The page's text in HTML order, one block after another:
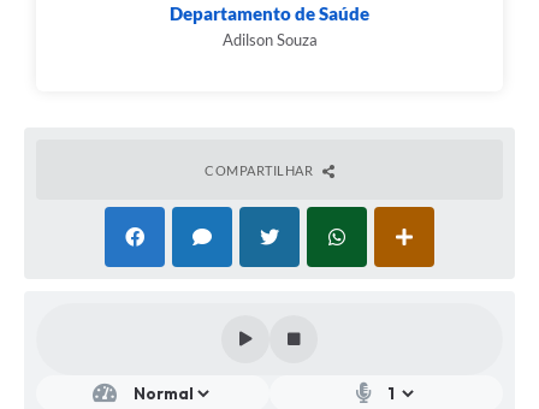
Departamento de Saúde
Adilson Souza
COMPARTILHAR